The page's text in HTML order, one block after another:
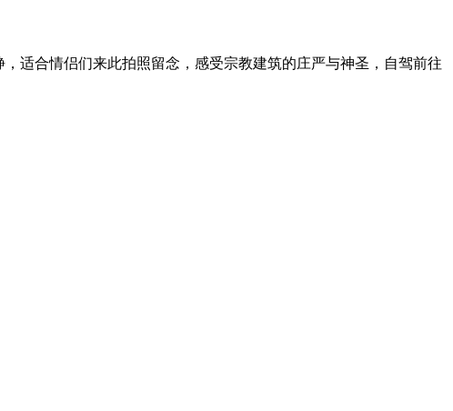
适合情侣们来此拍照留念，感受宗教建筑的庄严与神圣，自驾前往